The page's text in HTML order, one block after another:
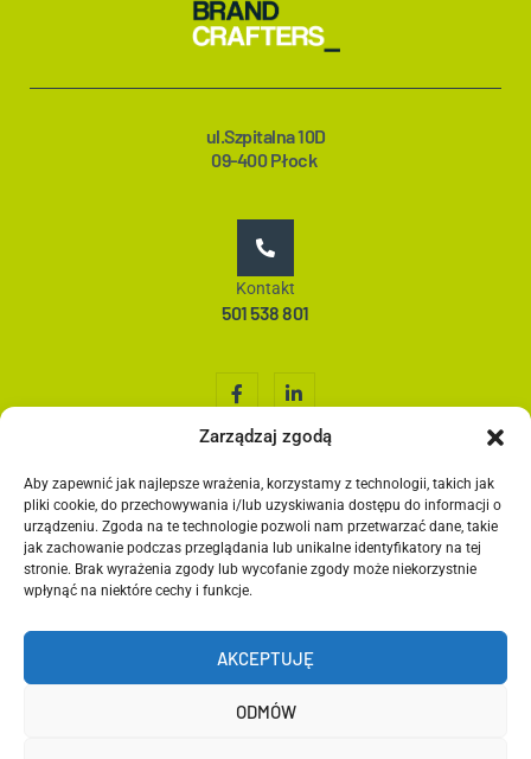
Zarządzaj zgodą
Aby zapewnić jak najlepsze wrażenia, korzystamy z technologii, takich jak
pliki cookie, do przechowywania i/lub uzyskiwania dostępu do informacji o
urządzeniu. Zgoda na te technologie pozwoli nam przetwarzać dane, takie
jak zachowanie podczas przeglądania lub unikalne identyfikatory na tej
stronie. Brak wyrażenia zgody lub wycofanie zgody może niekorzystnie
wpłynąć na niektóre cechy i funkcje.
AKCEPTUJĘ
ODMÓW
ul.Szpitalna 10D
09-400 Płock
Kontakt
501 538 801
Home
O nas
Co robimy?
Media społecznościowe
Blog